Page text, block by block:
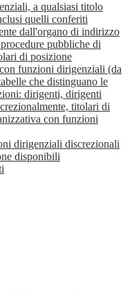
a qualsiasi titolo
quelli conferiti
dall'organo di indirizzo
pubbliche di
di posizione
funzioni dirigenziali (da
che distinguano le
dirigenti, dirigenti
titolari di
con funzioni
dirigenziali discrezionali
disponibili